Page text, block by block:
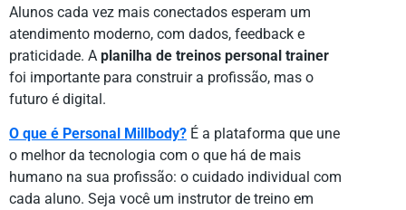
Alunos cada vez mais conectados esperam um
atendimento moderno, com dados, feedback e
praticidade. A planilha de treinos personal trainer
foi importante para construir a profissão, mas o
futuro é digital.
O que é Personal Millbody? É a plataforma que une
o melhor da tecnologia com o que há de mais
humano na sua profissão: o cuidado individual com
cada aluno. Seja você um instrutor de treino em